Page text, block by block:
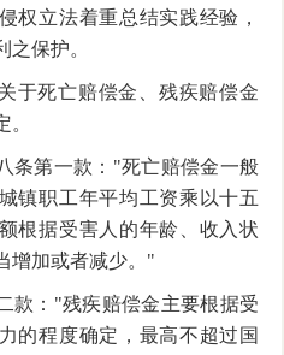
权立法着重总结实践经验，
之保护。
于死亡赔偿金、残疾赔偿金
条第一款："死亡赔偿金一般
镇职工年平均工资乘以十五
根据受害人的年龄、收入状
增加或者减少。"
款："残疾赔偿金主要根据受
的程度确定，最高不超过国